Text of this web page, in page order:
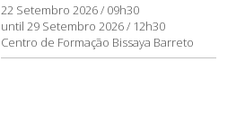
22 Setembro 2026 / 09h30
until 29 Setembro 2026 / 12h30
Centro de Formação Bissaya Barreto